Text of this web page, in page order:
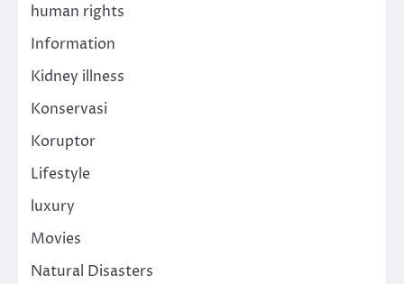
human rights
Information
Kidney illness
Konservasi
Koruptor
Lifestyle
luxury
Movies
Natural Disasters